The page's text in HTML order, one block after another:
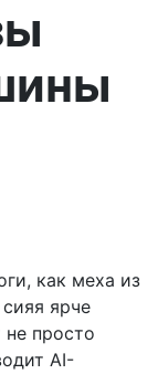
как меха из
ярче
просто
AI-